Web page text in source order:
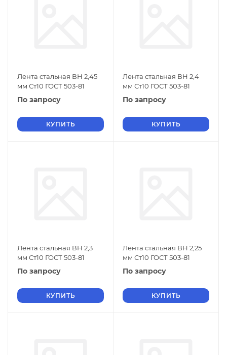
Лента стальная ВН 2,45
мм Ст10 ГОСТ 503-81
По запросу
КУПИТЬ
Лента стальная ВН 2,4
мм Ст10 ГОСТ 503-81
По запросу
КУПИТЬ
Лента стальная ВН 2,3
мм Ст10 ГОСТ 503-81
По запросу
КУПИТЬ
Лента стальная ВН 2,25
мм Ст10 ГОСТ 503-81
По запросу
КУПИТЬ